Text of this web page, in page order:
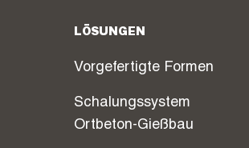
LÖSUNGEN
Vorgefertigte Formen
Schalungssystem
Ortbeton-Gießbau